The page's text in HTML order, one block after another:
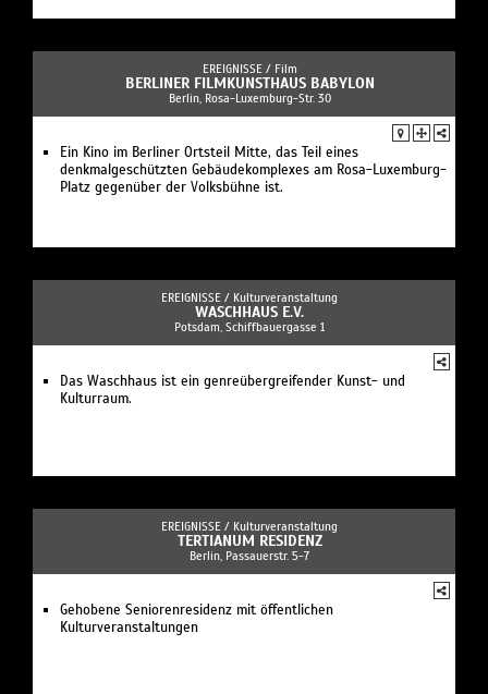
EREIGNISSE / Film
BERLINER FILMKUNSTHAUS BABYLON
Berlin, Rosa-Luxemburg-Str. 30
Ein Kino im Berliner Ortsteil Mitte, das Teil eines
denkmalgeschützten Gebäudekomplexes am Rosa-Luxemburg-
Platz gegenüber der Volksbühne ist.
EREIGNISSE / Kulturveranstaltung
WASCHHAUS E.V.
Potsdam, Schiffbauergasse 1
Das Waschhaus ist ein genreübergreifender Kunst- und
Kulturraum.
EREIGNISSE / Kulturveranstaltung
TERTIANUM RESIDENZ
Berlin, Passauerstr. 5-7
Gehobene Seniorenresidenz mit öffentlichen
Kulturveranstaltungen